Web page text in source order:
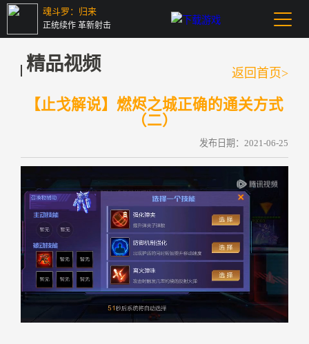
魂斗罗：归来
正统续作 革新射击
返回首页>
精品视频
【止戈解说】燃烬之城正确的通关方式
（二）
发布日期：2021-06-25